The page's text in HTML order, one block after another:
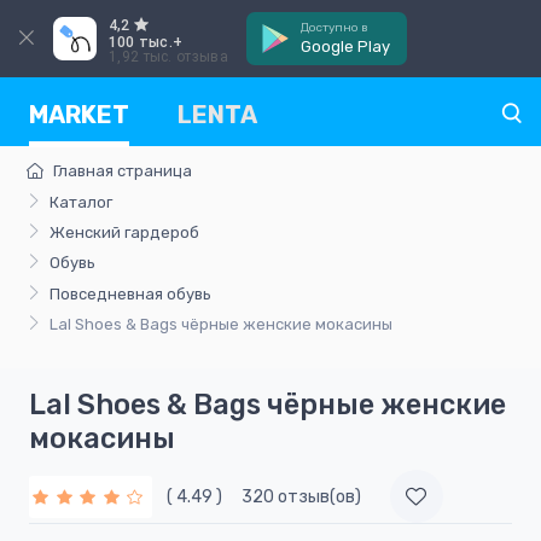
4,2
100 тыс.+
1,92 тыс. отзыва
Доступно в
Google Play
MARKET LENTA
Главная страница
Каталог
Женский гардероб
Обувь
Повседневная обувь
Lal Shoes & Bags чёрные женские мокасины
Lal Shoes & Bags чёрные женские
мокасины
( 4.49 ) 320 отзыв(ов)